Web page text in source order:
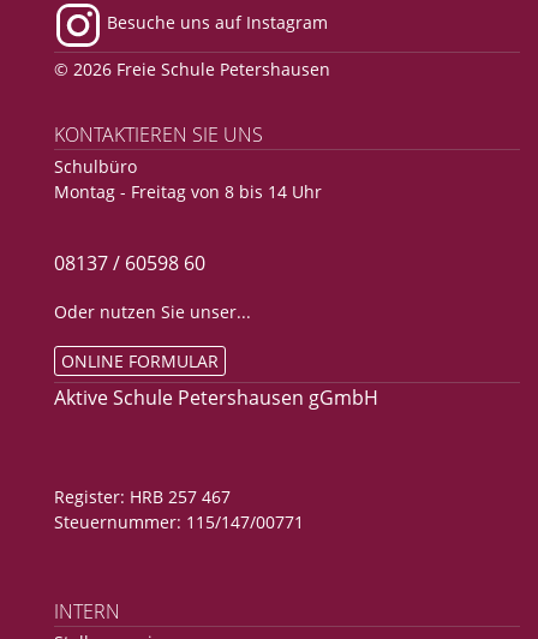
Besuche uns auf Instagram
© 2026 Freie Schule Petershausen
KONTAKTIEREN SIE UNS
Schulbüro
Montag - Freitag von 8 bis 14 Uhr
08137 / 60598 60
Oder nutzen Sie unser...
ONLINE FORMULAR
Aktive Schule Petershausen gGmbH
Register: HRB 257 467
Steuernummer: 115/147/00771
INTERN